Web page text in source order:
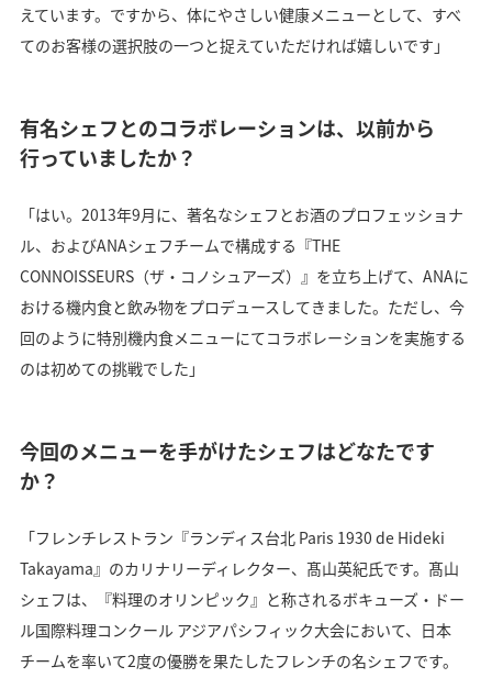
えています。ですから、体にやさしい健康メニューとして、すべ
てのお客様の選択肢の一つと捉えていただければ嬉しいです」
有名シェフとのコラボレーションは、以前から
行っていましたか？
「はい。2013年9月に、著名なシェフとお酒のプロフェッショナ
ル、およびANAシェフチームで構成する『THE
CONNOISSEURS（ザ・コノシュアーズ）』を立ち上げて、ANAに
おける機内食と飲み物をプロデュースしてきました。ただし、今
回のように特別機内食メニューにてコラボレーションを実施する
のは初めての挑戦でした」
今回のメニューを手がけたシェフはどなたです
か？
「フレンチレストラン『ランディス台北 Paris 1930 de Hideki
Takayama』のカリナリーディレクター、髙山英紀氏です。髙山
シェフは、『料理のオリンピック』と称されるボキューズ・ドー
ル国際料理コンクール アジアパシフィック大会において、日本
チームを率いて2度の優勝を果たしたフレンチの名シェフです。